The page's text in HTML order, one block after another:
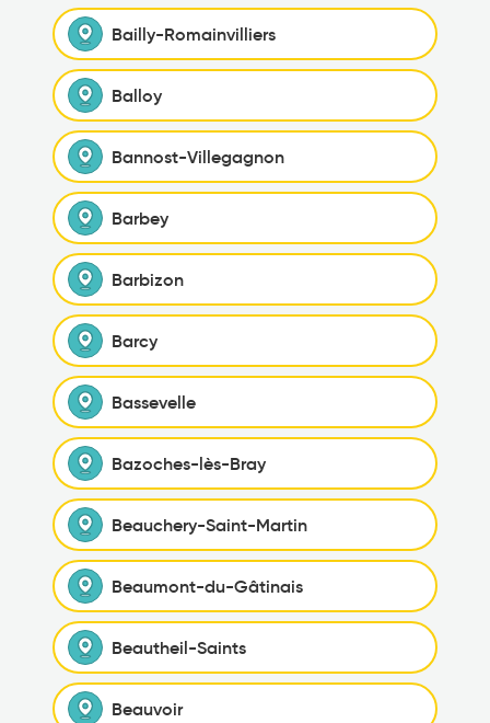
Bailly-Romainvilliers
Balloy
Bannost-Villegagnon
Barbey
Barbizon
Barcy
Bassevelle
Bazoches-lès-Bray
Beauchery-Saint-Martin
Beaumont-du-Gâtinais
Beautheil-Saints
Beauvoir